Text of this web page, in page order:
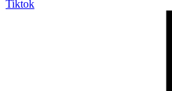
Tiktok